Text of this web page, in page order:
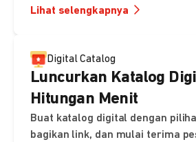
Lihat selengkapnya
Digital Catalog
Luncurkan Katalog
Hitungan Menit
Buat katalog digital dengan
bagikan link, dan mulai terima